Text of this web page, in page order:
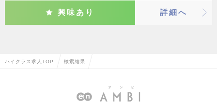
興味あり 詳細へ
ハイクラス求人TOP 検索結果